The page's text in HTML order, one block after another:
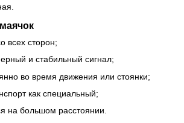
всех сторон;
и стабильный сигнал;
во время движения или стоянки;
как специальный;
на большом расстоянии.